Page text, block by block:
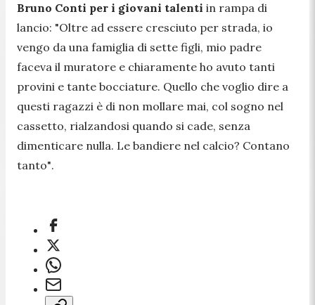
Bruno Conti per i giovani talenti in rampa di
lancio: "Oltre ad essere cresciuto per strada, io
vengo da una famiglia di sette figli, mio padre
faceva il muratore e chiaramente ho avuto tanti
provini e tante bocciature. Quello che voglio dire a
questi ragazzi è di non mollare mai, col sogno nel
cassetto, rialzandosi quando si cade, senza
dimenticare nulla. Le bandiere nel calcio? Contano
tanto".